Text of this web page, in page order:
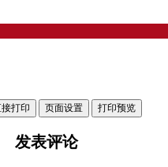
发表评论